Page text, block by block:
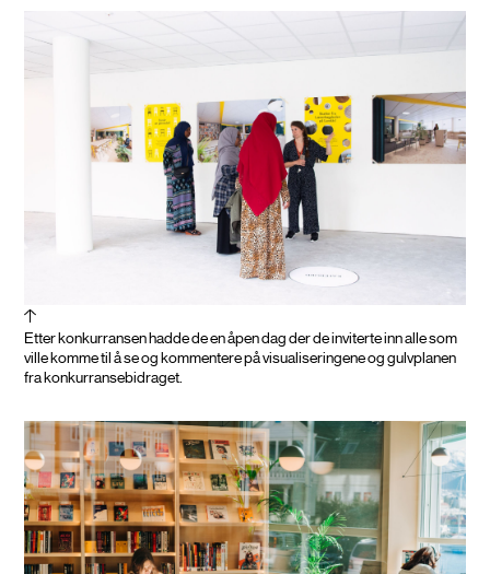
Etter konkurransen hadde de en åpen dag der de inviterte inn alle som
ville komme til å se og kommentere på visualiseringene og gulvplanen
fra konkurransebidraget.